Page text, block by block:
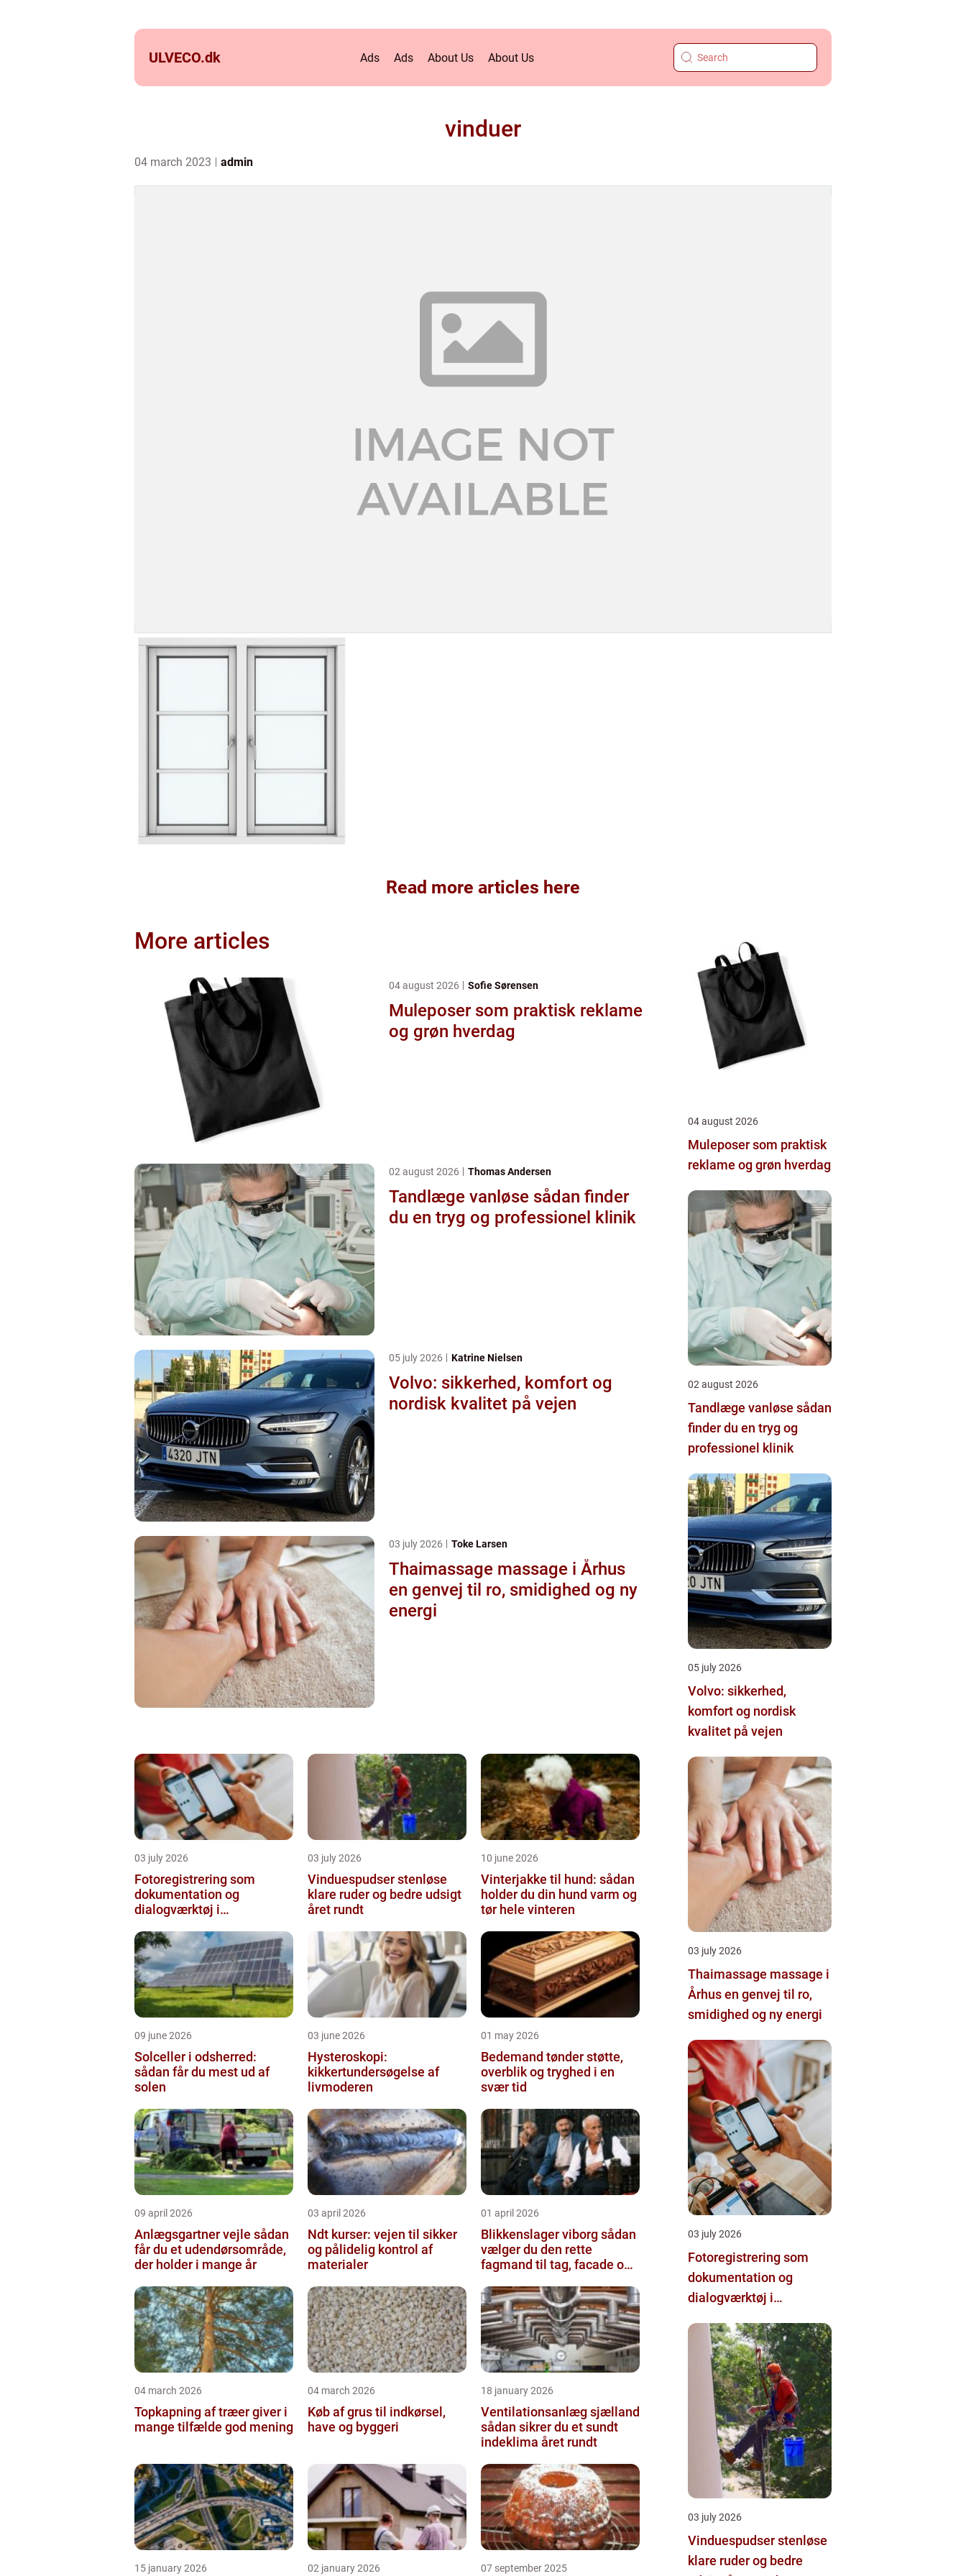
ULVECO.dk Ads Ads About Us About Us
vinduer
04 march 2023 admin
Read more articles here
More articles
04 august 2026 Sofie Sørensen
Muleposer som praktisk reklame
og grøn hverdag
02 august 2026 Thomas Andersen
Tandlæge vanløse sådan finder
du en tryg og professionel klinik
05 july 2026 Katrine Nielsen
Volvo: sikkerhed, komfort og
nordisk kvalitet på vejen
03 july 2026 Toke Larsen
Thaimassage massage i Århus
en genvej til ro, smidighed og ny
energi
03 july 2026
Fotoregistrering som
dokumentation og
dialogværktøj i
03 july 2026
Vinduespudser stenløse
klare ruder og bedre udsigt
året rundt
10 june 2026
Vinterjakke til hund: sådan
holder du din hund varm og
tør hele vinteren
09 june 2026
Solceller i odsherred:
sådan får du mest ud af
solen
03 june 2026
Hysteroskopi:
kikkertundersøgelse af
livmoderen
01 may 2026
Bedemand tønder støtte,
overblik og tryghed i en
svær tid
09 april 2026
Anlægsgartner vejle sådan
får du et udendørsområde,
der holder i mange år
03 april 2026
Ndt kurser: vejen til sikker
og pålidelig kontrol af
materialer
01 april 2026
Blikkenslager viborg sådan
vælger du den rette
fagmand til tag, facade og
04 march 2026
Topkapning af træer giver i
mange tilfælde god mening
04 march 2026
Køb af grus til indkørsel,
have og byggeri
18 january 2026
Ventilationsanlæg sjælland
sådan sikrer du et sundt
indeklima året rundt
15 january 2026 02 january 2026 07 september 2025
04 august 2026
Muleposer som praktisk
reklame og grøn hverdag
02 august 2026
Tandlæge vanløse sådan
finder du en tryg og
professionel klinik
05 july 2026
Volvo: sikkerhed,
komfort og nordisk
kvalitet på vejen
03 july 2026
Thaimassage massage i
Århus en genvej til ro,
smidighed og ny energi
03 july 2026
Fotoregistrering som
dokumentation og
dialogværktøj i
03 july 2026
Vinduespudser stenløse
klare ruder og bedre